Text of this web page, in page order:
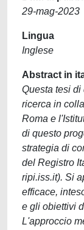
29-mag-2023
Lingua
Inglese
Abstract in
Questa tesi di
ricerca in
Roma e
di questo
strategia di
del Registro
ripi.iss.it). Si
efficace,
e gli obiettivi
L'approccio